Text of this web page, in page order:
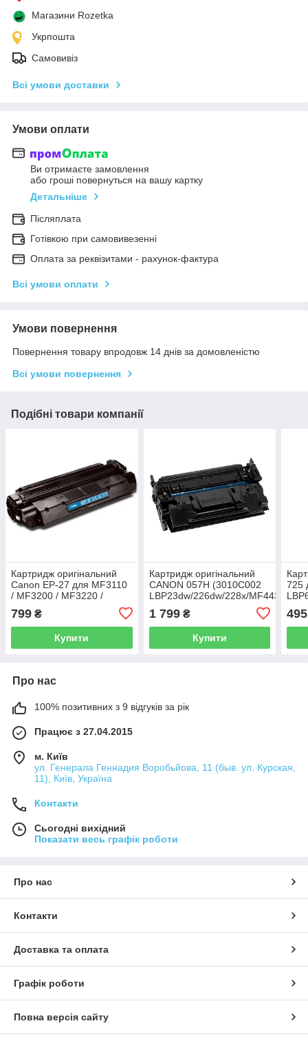
Магазини Rozetka
Укрпошта
Самовивіз
Всі умови доставки
Умови оплати
Ви отримаєте замовлення
або гроші повернуться на вашу картку
Детальніше
Післяплата
Готівкою при самовивезенні
Оплата за реквізитами - рахунок-фактура
Всі умови оплати
Умови повернення
Повернення товару впродовж 14 днів за домовленістю
Всі умови повернення
Подібні товари компанії
Картридж оригінальний
Canon EP-27 для MF3110
/ MF3200 / MF3220 /
MF5600 / MF5630 /
MF5650
799 ₴
Купити
Картридж оригінальний
CANON 057H (3010C002
LBP23dw/226dw/228x/MF443/445/
з заправкою, з заправкою
1 799₴
Купити
725
495
Про нас
100% позитивних з 9 відгуків за рік
Працює з 27.04.2015
м. Київ
ул. Генерала Геннадия Воробьйова, 11 (быв. ул. Курская,
11), Київ, Україна
Контакти
Сьогодні вихідний
Показати весь графік роботи
Про нас
Контакти
Доставка та оплата
Графік роботи
Повна версія сайту